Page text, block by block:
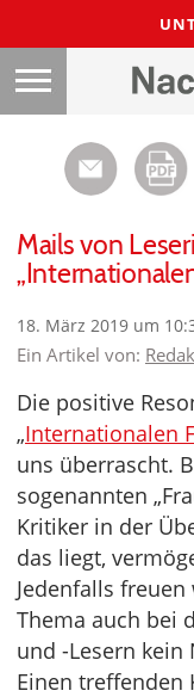
Mails von
18. März 2019 um
Ein Artikel von:
Die positive
„Internationalen
uns überrascht.
sogenannten
Kritiker in der
das liegt,
Jedenfalls
Thema auch bei
und -Lesern kein
Einen treffenden